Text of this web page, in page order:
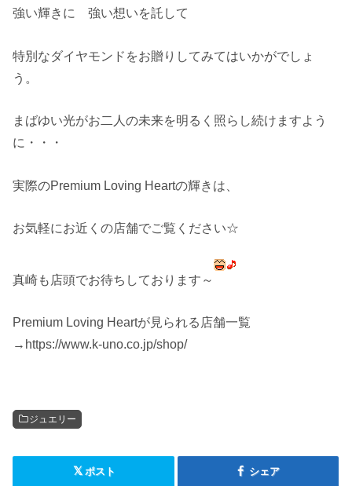
強い輝きに 強い想いを託して
特別なダイヤモンドをお贈りしてみてはいかがでしょ
う。
まばゆい光がお二人の未来を明るく照らし続けますよう
に・・・
実際のPremium Loving Heartの輝きは、
お気軽にお近くの店舗でご覧ください☆
真崎も店頭でお待ちしております～
Premium Loving Heartが見られる店舗一覧
→https://www.k-uno.co.jp/shop/
ジュエリー
ポスト シェア